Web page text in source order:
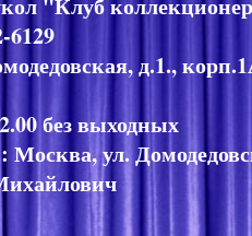
6129
д.1.,
без выходных
Москва, ул.